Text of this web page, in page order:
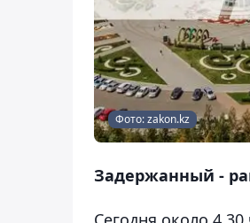
Фото: zakon.kz
Задержанный -